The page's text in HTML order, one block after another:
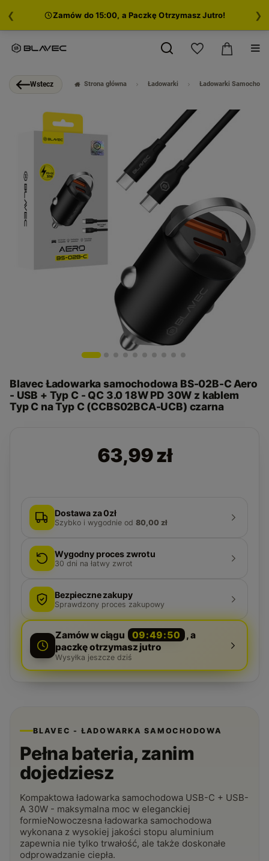
Zamów do 15:00, a Paczkę Otrzymasz Jutro!
❮ ❯
Strona główna Ładowarki Ładowarki
Blavec Ładowarka samochodowa BS-02B-C Aero
- USB + Typ C - QC 3.0 18W PD 30W z kablem
Typ C na Typ C (CCBS02BCA-UCB) czarna
63,99 zł
Dostawa za 0zł
Szybko i wygodnie od 80,00 zł
Wygodny proces zwrotu
30 dni na łatwy zwrot
Bezpieczne zakupy
Sprawdzony proces zakupowy
Zamów w ciągu 09:49:49
, a
paczkę otrzymasz jutro
Wysyłka jeszcze dziś
BLAVEC - ŁADOWARKA SAMOCHODOWA
Pełna bateria, zanim
dojedziesz
Kompaktowa ładowarka samochodowa USB-C + USB-
A 30W - maksymalna moc w eleganckiej
formieNowoczesna ładowarka samochodowa
wykonana z wysokiej jakości stopu aluminium
zapewnia nie tylko trwałość, ale także doskonałe
odprowadzanie ciepła.